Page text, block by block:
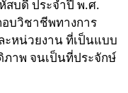
สบดี ประจำปี พ.ศ.
อบวิชาชีพทางการ
หน่วยงาน ที่เป็นแบบ
าพ จนเป็นที่ประจักษ์